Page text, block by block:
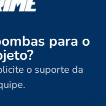
para o
o suporte da